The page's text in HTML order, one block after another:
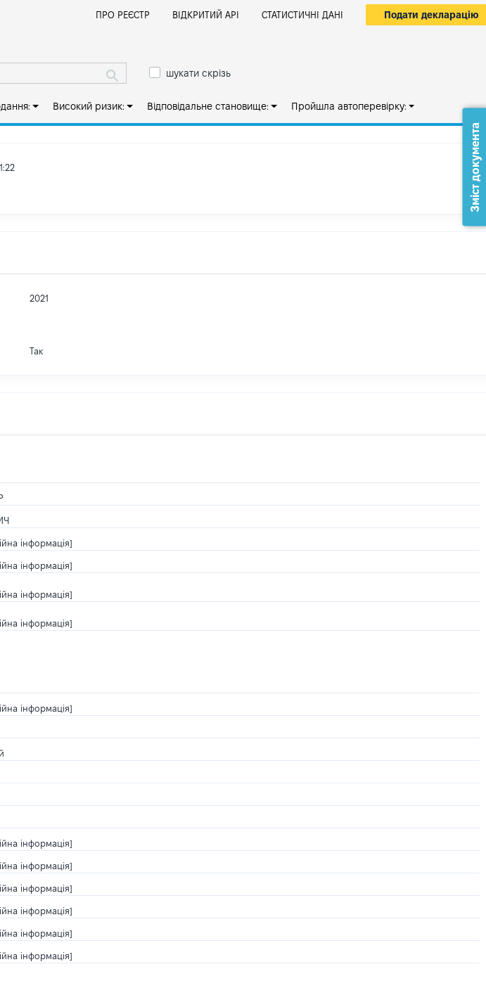
ПРО РЕЄСТР ВІДКРИТИЙ АРІ СТАТИСТИЧНІ ДАНІ Подати декларацію
шукати скрізь
Високий ризик: Відповідальне становище: Пройшла автоперевірку:
2021
Так
інформація]
інформація]
інформація]
інформація]
інформація]
інформація]
інформація]
інформація]
інформація]
інформація]
інформація]
Зміст документа